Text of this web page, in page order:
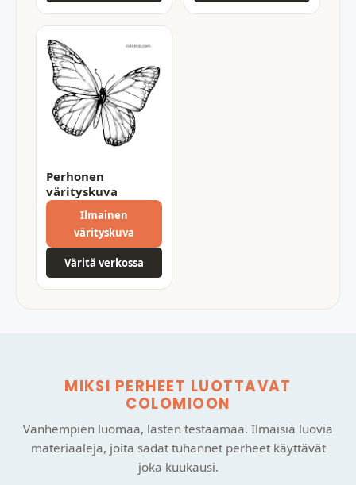
Perhonen
värityskuva
Ilmainen
värityskuva
Väritä verkossa
MIKSI PERHEET LUOTTAVAT
COLOMIOON
Vanhempien luomaa, lasten testaamaa. Ilmaisia luovia
materiaaleja, joita sadat tuhannet perheet käyttävät
joka kuukausi.